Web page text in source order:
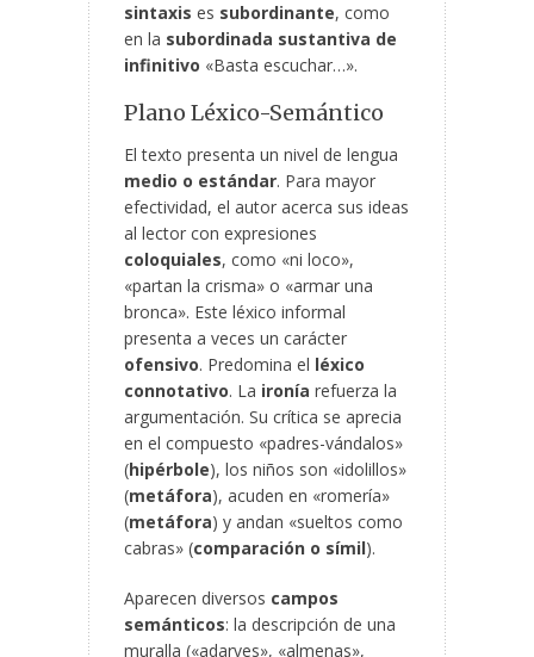
sintaxis es subordinante, como
en la subordinada sustantiva de
infinitivo «Basta escuchar…».
Plano Léxico-Semántico
El texto presenta un nivel de lengua
medio o estándar. Para mayor
efectividad, el autor acerca sus ideas
al lector con expresiones
coloquiales, como «ni loco»,
«partan la crisma» o «armar una
bronca». Este léxico informal
presenta a veces un carácter
ofensivo. Predomina el léxico
connotativo. La ironía refuerza la
argumentación. Su crítica se aprecia
en el compuesto «padres-vándalos»
(hipérbole), los niños son «idolillos»
(metáfora), acuden en «romería»
(metáfora) y andan «sueltos como
cabras» (comparación o símil).
Aparecen diversos campos
semánticos: la descripción de una
muralla («adarves», «almenas»,